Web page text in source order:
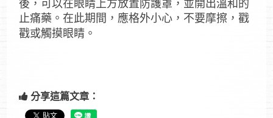
後，可以在眼睛上方放置防護罩，並開出溫和的
止痛藥。在此期間，應格外小心，不要摩擦，戳
戳或觸摸眼睛。
分享這篇文章：